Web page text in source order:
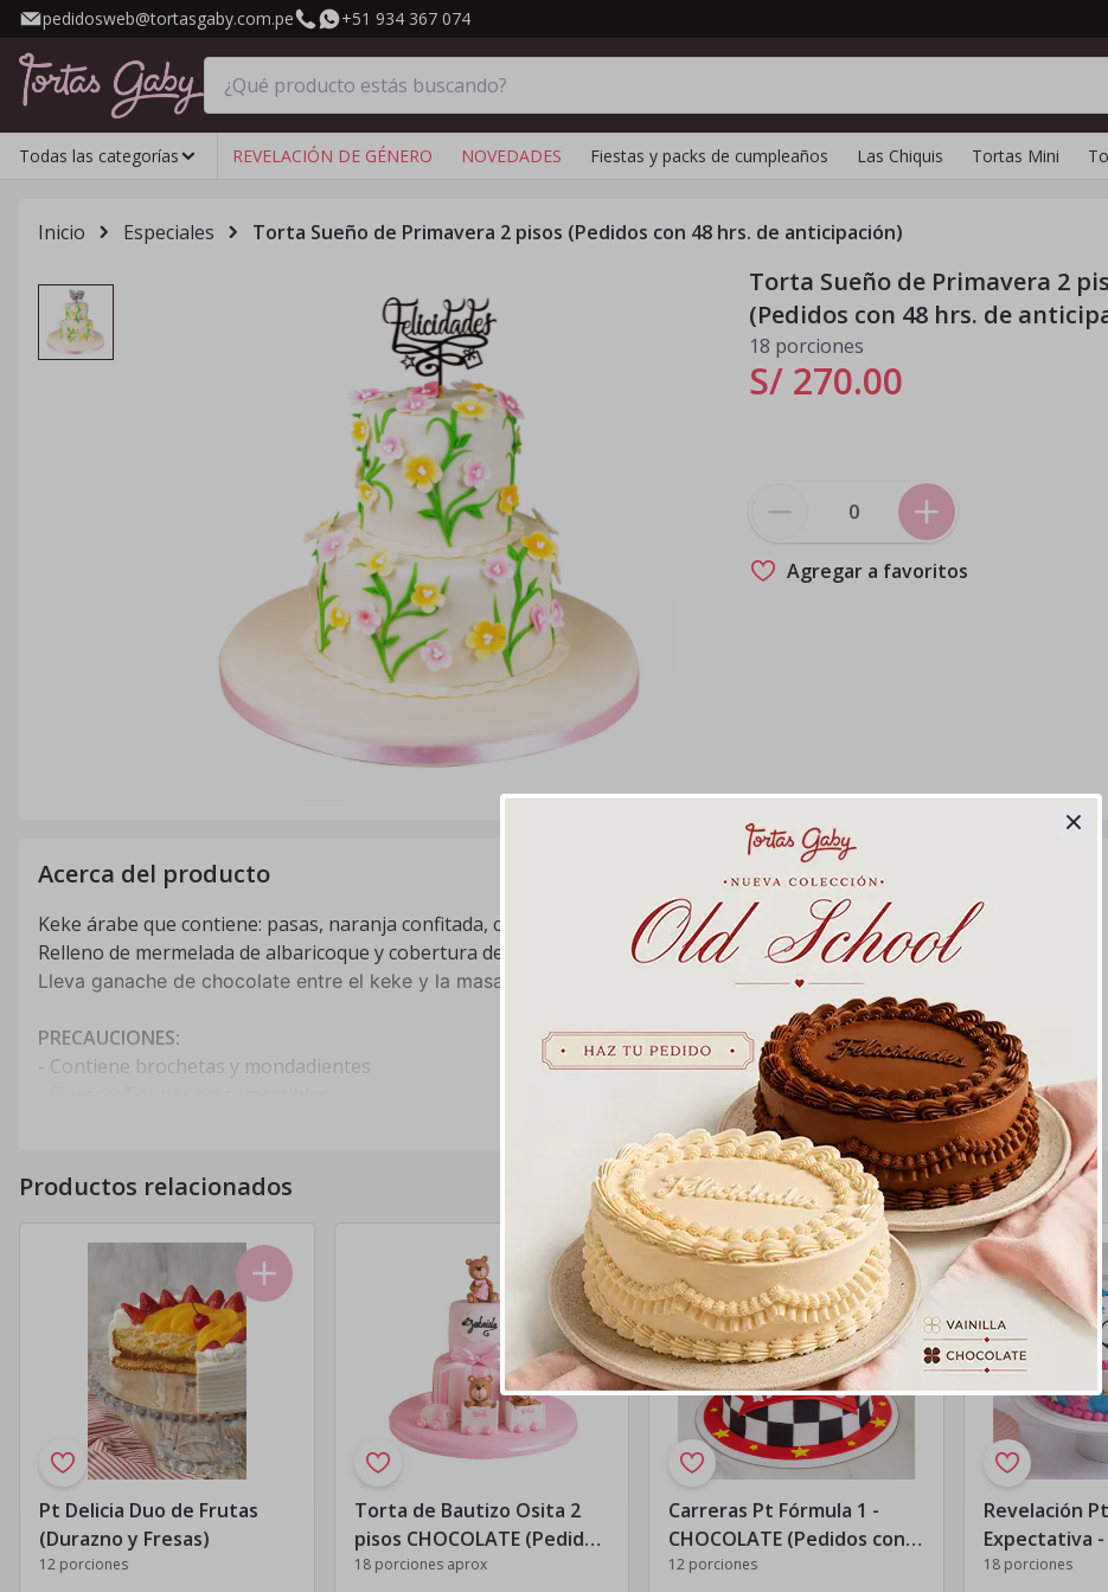
pedidosweb@tortasgaby.com.pe +51 934 367 074
Todas las categorías REVELACIÓN DE GÉNERO NOVEDADES Fiestas y packs de cumpleaños Las Chiquis Tortas Mini
Inicio Especiales Torta Sueño de Primavera 2 pisos (Pedidos con 48 hrs. de anticipación)
Torta Sueño de Primavera 2
(Pedidos con 48 hrs. de
18 porciones
S/ 270.00
Agregar a favoritos
Acerca del producto
Keke árabe que contiene: pasas, naranja confitada, castañas e higos secos
Relleno de mermelada de albaricoque y cobertura de masa elástica.
Lleva ganache de chocolate entre el keke y la masa elástica.
PRECAUCIONES:
- Contiene brochetas y mondadientes
Vermás
Productos relacionados
Pt Delicia Duo de Frutas
(Durazno y Fresas)
12 porciones
Torta de Bautizo Osita 2
pisos CHOCOLATE (Pedidos
con 48 horas de
18 porciones aprox
Carreras Pt Fórmula 1 -
CHOCOLATE (Pedidos con
48 hrs. de anticipación)
12 porciones
Revelación
Expectativa -
(Pedidos con
18 porciones